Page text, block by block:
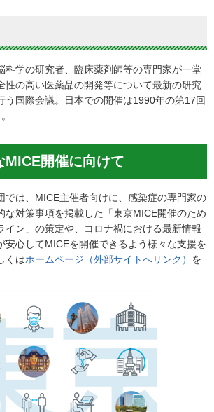
科学の研究者、臨床薬剤師等の専門家が一堂
性の高い医薬品の開発等について最新の研究
う国際会議。日本での開催は1990年の第17回
MICE開催に向けて
では、MICE主催者向けに、感染症の専門家の
な対策事項を掲載した「東京MICE開催のため
イン」の策定や、コロナ禍における最新情報
安心してMICEを開催できるよう様々な支援を
くはホームページ（外部サイトへリンク） を